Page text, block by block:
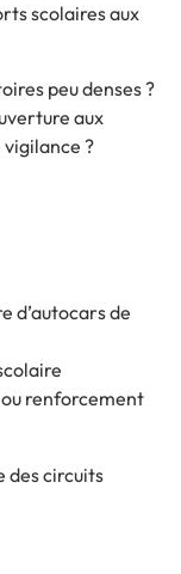
scolaires aux
peu denses ?
aux
vigilance ?
d’autocars de
renforcement
des circuits